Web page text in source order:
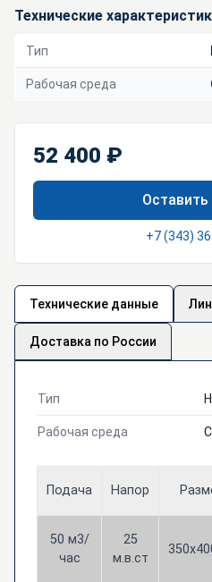
Технические
Тип
Рабочая среда
52 400 ₽
Оставить
+7 (343)
Технические данные
Доставка по России
Тип
Рабочая среда
Подача Напор
50 м3/
час
25
м.в.ст